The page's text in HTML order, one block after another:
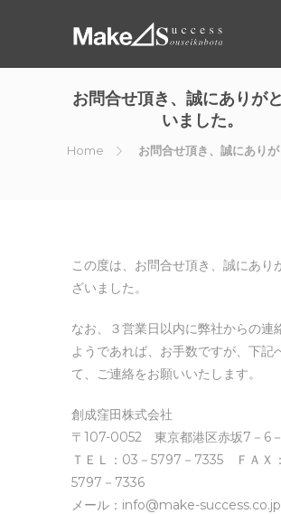
お問合せ頂き、誠にありが
いました。
Home
お問合せ頂き、誠にあり
この度は、お問合せ頂き、誠にあり
ざいました。
なお、
３営業日以内に弊社からの連
ようであれば、お手数ですが、 下記
て、ご連絡をお願いいたします。
創成窪田株式会社
〒107-0052 東京都港区赤坂7－6
ＴＥＬ：03－5797－7335 ＦＡＸ
5797－7336
メール：info@make-success.co.jp